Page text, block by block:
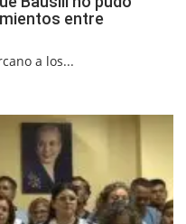
entre
a los...